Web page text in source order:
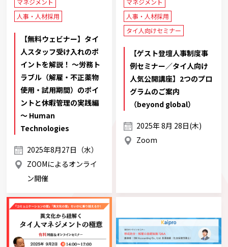
人事・人材採用
【無料ウェビナー】タイ
人スタッフ受け入れのポ
イントを解説！ ～労務ト
ラブル（解雇・不正薬物
使用・試用期間）のポイ
ントと休暇管理の実践編
～ Human
Technologies
2025年8月27日（水）
ZOOMによるオンライ
ン開催
人事・人材採用
タイ人向けセミナー
【ゲスト登壇人事制度事
例セミナー／タイ人向け
人気公開講座】2つのプロ
グラムのご案内
（beyond global）
2025年 8月 28日(木)
Zoom